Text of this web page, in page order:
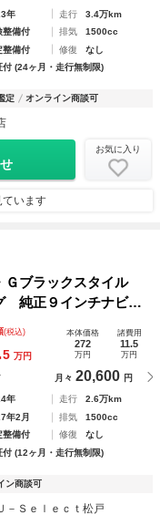
年 走行
3.4万km
整備付 排気
1500cc
整備付 修復
なし
付 (24ヶ月・走行無制限)
定 オンライン商談可
お気に入り
ています
Ｇブラックスタイル
純正９インチナビ
メラ 純正ドラレ
Ｄ 両側パワースラ
(税込)
5 万円
本体価格
272
万円
諸費用
11.5
万円
月々 20,600 円
年 走行
2.6万km
年2月 排気
1500cc
整備付 修復
なし
付 (12ヶ月・走行無制限)
ン商談可
Ｓｅｌｅｃｔ松戸